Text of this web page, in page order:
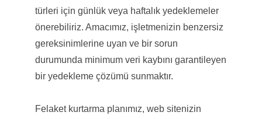
türleri için günlük veya haftalık yedeklemeler
önerebiliriz. Amacımız, işletmenizin benzersiz
gereksinimlerine uyan ve bir sorun
durumunda minimum veri kaybını garantileyen
bir yedekleme çözümü sunmaktır.
Felaket kurtarma planımız, web sitenizin